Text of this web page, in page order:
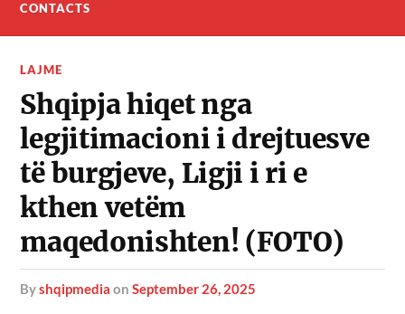
CONTACTS
LAJME
Shqipja hiqet nga
legjitimacioni i drejtuesve
të burgjeve, Ligji i ri e
kthen vetëm
maqedonishten! (FOTO)
byshqipmedia onSeptember 26, 2025